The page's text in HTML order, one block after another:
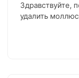
Здравствуйте,
удалить